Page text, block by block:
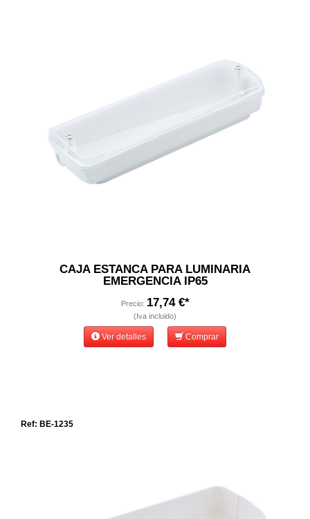
CAJA ESTANCA PARA LUMINARIA
EMERGENCIA IP65
Precio: 17,74 €*
(Iva incluido)
Ver detalles Comprar
Ref: BE-1235